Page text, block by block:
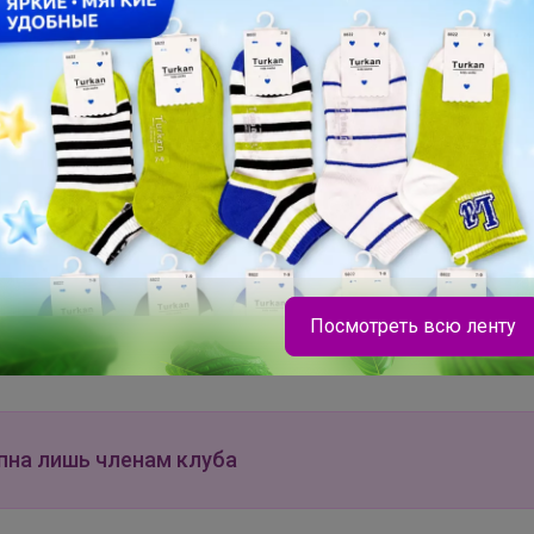
329р
Сухари панировочные
KANESHIRO Bon Chef
629р
Фольга 29см*100м
прочная Горница
лишь членам клуба
Посмотреть всю ленту